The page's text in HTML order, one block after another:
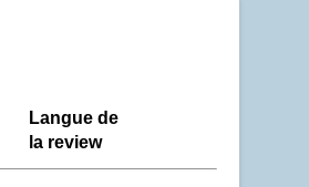
Langue de
la review